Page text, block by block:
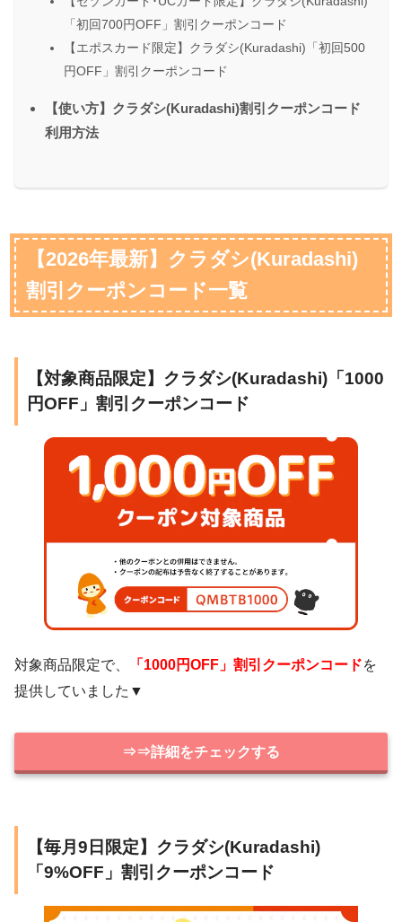
「初回700円OFF」割引クーポンコード
【エポスカード限定】クラダシ(Kuradashi)「初回500
円OFF」割引クーポンコード
【使い方】クラダシ(Kuradashi)割引クーポンコード
利用方法
【2026年最新】クラダシ(Kuradashi)
割引クーポンコード一覧
【対象商品限定】クラダシ(Kuradashi)「1000
円OFF」割引クーポンコード
対象商品限定で、 「1000円OFF」割引クーポンコードを
提供していました▼
⇒⇒詳細をチェックする
【毎月9日限定】クラダシ(Kuradashi)
「9%OFF」割引クーポンコード